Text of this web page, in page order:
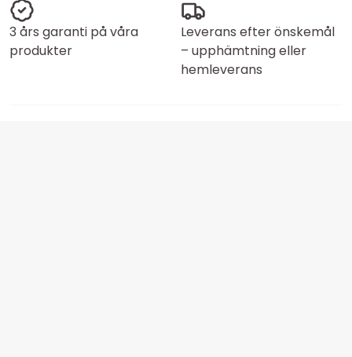
3 års garanti på våra
produkter
Leverans efter önskemål
– upphämtning eller
hemleverans